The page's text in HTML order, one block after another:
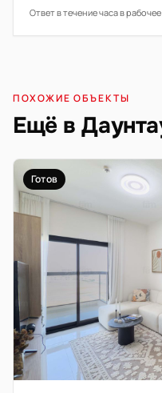
Ответ в течение часа в
ПОХОЖИЕ ОБЪЕКТЫ
Ещё в
Готов